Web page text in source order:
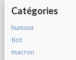
Catégories
humour
tiot
macron